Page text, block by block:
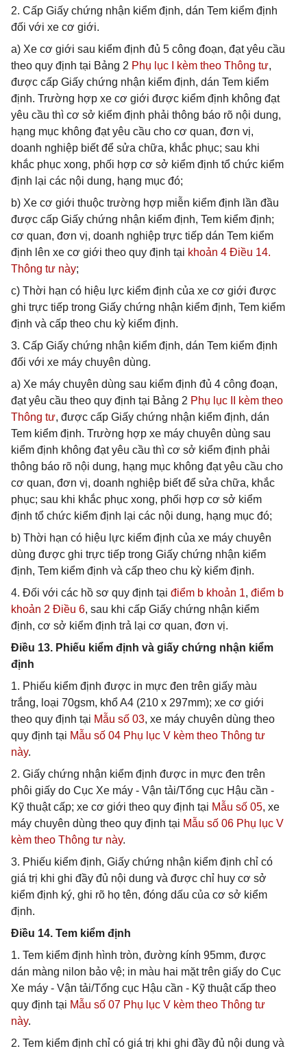
2. Cấp Giấy chứng nhận kiểm định, dán Tem kiểm định
đối với xe cơ giới.
a) Xe cơ giới sau kiểm định đủ 5 công đoạn, đạt yêu cầu
theo quy định tại Bảng 2 Phụ lục I kèm theo Thông tư,
được cấp Giấy chứng nhận kiểm định, dán Tem kiểm
định. Trường hợp xe cơ giới được kiểm định không đạt
yêu cầu thì cơ sở kiểm định phải thông báo rõ nội dung,
hạng mục không đạt yêu cầu cho cơ quan, đơn vị,
doanh nghiệp biết để sửa chữa, khắc phục; sau khi
khắc phục xong, phối hợp cơ sở kiểm định tổ chức kiểm
định lại các nội dung, hạng mục đó;
b) Xe cơ giới thuộc trường hợp miễn kiểm định lần đầu
được cấp Giấy chứng nhận kiểm định, Tem kiểm định;
cơ quan, đơn vị, doanh nghiệp trực tiếp dán Tem kiểm
định lên xe cơ giới theo quy định tại khoản 4 Điều 14.
Thông tư này;
c) Thời hạn có hiệu lực kiểm định của xe cơ giới được
ghi trực tiếp trong Giấy chứng nhận kiểm định, Tem kiểm
định và cấp theo chu kỳ kiểm định.
3. Cấp Giấy chứng nhận kiểm định, dán Tem kiểm định
đối với xe máy chuyên dùng.
a) Xe máy chuyên dùng sau kiểm định đủ 4 công đoạn,
đạt yêu cầu theo quy định tại Bảng 2 Phụ lục II kèm theo
Thông tư, được cấp Giấy chứng nhận kiểm định, dán
Tem kiểm định. Trường hợp xe máy chuyên dùng sau
kiểm định không đạt yêu cầu thì cơ sở kiểm định phải
thông báo rõ nội dung, hạng mục không đạt yêu cầu cho
cơ quan, đơn vị, doanh nghiệp biết để sửa chữa, khắc
phục; sau khi khắc phục xong, phối hợp cơ sở kiểm
định tổ chức kiểm định lại các nội dung, hạng mục đó;
b) Thời hạn có hiệu lực kiểm định của xe máy chuyên
dùng được ghi trực tiếp trong Giấy chứng nhận kiểm
định, Tem kiểm định và cấp theo chu kỳ kiểm định.
4. Đối với các hồ sơ quy định tại điểm b khoản 1, điểm b
khoản 2 Điều 6, sau khi cấp Giấy chứng nhận kiểm
định, cơ sở kiểm định trả lại cơ quan, đơn vị.
Điều 13. Phiếu kiểm định và giấy chứng nhận kiểm
định
1. Phiếu kiểm định được in mực đen trên giấy màu
trắng, loại 70gsm, khổ A4 (210 x 297mm); xe cơ giới
theo quy định tại Mẫu số 03, xe máy chuyên dùng theo
quy định tại Mẫu số 04 Phụ lục V kèm theo Thông tư
này.
2. Giấy chứng nhận kiểm định được in mực đen trên
phôi giấy do Cục Xe máy - Vận tải/Tổng cục Hậu cần -
Kỹ thuật cấp; xe cơ giới theo quy định tại Mẫu số 05, xe
máy chuyên dùng theo quy định tại Mẫu số 06 Phụ lục V
kèm theo Thông tư này.
3. Phiếu kiểm định, Giấy chứng nhận kiểm định chỉ có
giá trị khi ghi đầy đủ nội dung và được chỉ huy cơ sở
kiểm định ký, ghi rõ họ tên, đóng dấu của cơ sở kiểm
định.
Điều 14. Tem kiểm định
1. Tem kiểm định hình tròn, đường kính 95mm, được
dán màng nilon bảo vệ; in màu hai mặt trên giấy do Cục
Xe máy - Vận tải/Tổng cục Hậu cần - Kỹ thuật cấp theo
quy định tại Mẫu số 07 Phụ lục V kèm theo Thông tư
này.
2. Tem kiểm định chỉ có giá trị khi ghi đầy đủ nội dung và